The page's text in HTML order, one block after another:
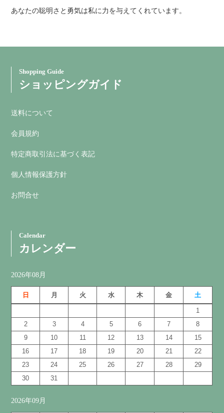
あなたの聡明さと勇気は私に力を与えてくれています。
Shopping Guide
ショッピングガイド
送料について
会員規約
特定商取引法に基づく表記
個人情報保護方針
お問合せ
Calendar
カレンダー
2026年08月
日 月 火 水 木 金 土
1
2
3 4 5 6 7
8
9
10 11 12 13 14
15
16
17 18 19 20 21
22
23
24 25 26 27 28
29
30
31
2026年09月